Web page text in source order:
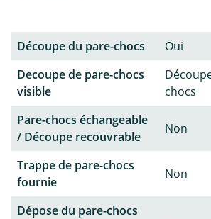
Découpe du pare-chocs
Oui
Decoupe de pare-chocs
visible
chocs
Pare-chocs échangeable
/ Découpe recouvrable
Non
Trappe de pare-chocs
fournie
Non
Dépose du pare-chocs